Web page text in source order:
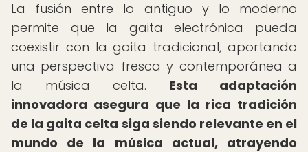
La fusión entre lo antiguo y lo moderno
permite que la gaita electrónica pueda
coexistir con la gaita tradicional, aportando
una perspectiva fresca y contemporánea a
la música celta. Esta adaptación
innovadora asegura que la rica tradición
de la gaita celta siga siendo relevante en el
mundo de la música actual, atrayendo